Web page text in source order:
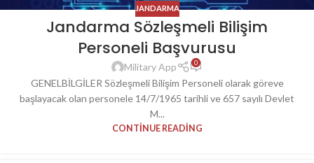
JANDARMA
Jandarma Sözleşmeli Bilişim
Personeli Başvurusu
Military App 0
GENELBİLGİLER Sözleşmeli Bilişim Personeli olarak göreve
başlayacak olan personele 14/7/1965 tarihli ve 657 sayılı Devlet
M...
CONTINUE READING